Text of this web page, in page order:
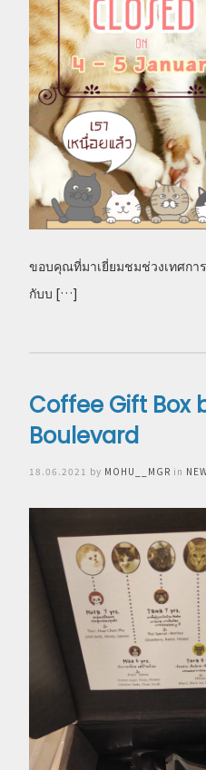
ขอบคุณที่มาเยี่ยมชมช่วงเทศก
กับบ […]
Coffee Gift Box
Boulevard
Posted
18.06.2021 by MOHU__MGR in